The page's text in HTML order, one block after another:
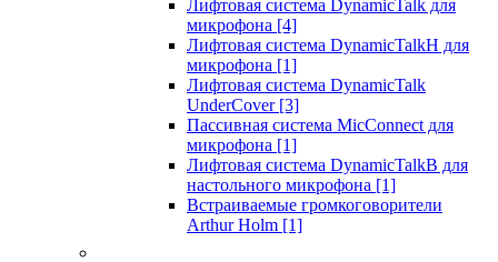
Лифтовая система DynamicTalk для
микрофона [4]
Лифтовая система DynamicTalkH для
микрофона [1]
Лифтовая система DynamicTalk
UnderCover [3]
Пассивная система MicConnect для
микрофона [1]
Лифтовая система DynamicTalkB для
настольного микрофона [1]
Встраиваемые громкоговорители
Arthur Holm [1]